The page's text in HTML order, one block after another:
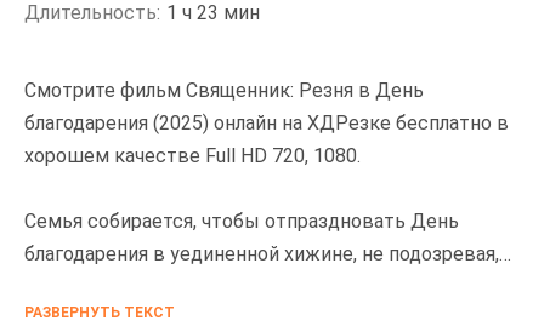
Смотрите фильм Священник: Резня в День
благодарения (2025) онлайн на ХДРезке бесплатно в
хорошем качестве Full HD 720, 1080.
Семья собирается, чтобы отпраздновать День
благодарения в уединенной хижине, не подозревая,
связанную с убийствами и каннибализмом, и что
РАЗВЕРНУТЬ ТЕКСТ
Длительность: 1 ч 23 мин